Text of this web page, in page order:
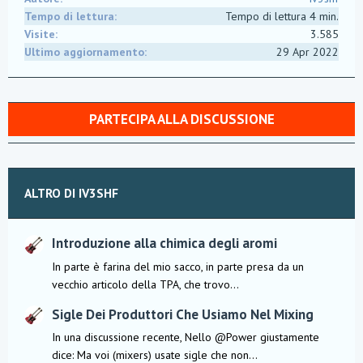
Tempo di lettura
Tempo di lettura 4 min.
Visite
3.585
Ultimo aggiornamento
29 Apr 2022
PARTECIPA ALLA DISCUSSIONE
ALTRO DI IV3SHF
Introduzione alla chimica degli aromi
In parte è farina del mio sacco, in parte presa da un
vecchio articolo della TPA, che trovo...
Sigle Dei Produttori Che Usiamo Nel Mixing
In una discussione recente, Nello @Power giustamente
dice: Ma voi (mixers) usate sigle che non...